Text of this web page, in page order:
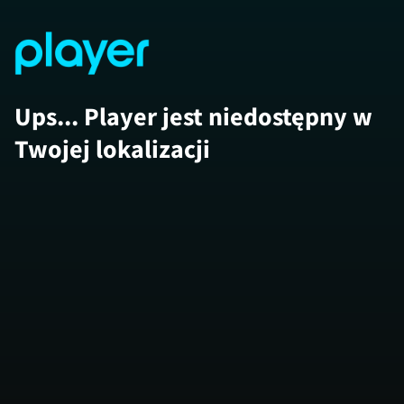
Ups... Player jest niedostępny w
Twojej lokalizacji